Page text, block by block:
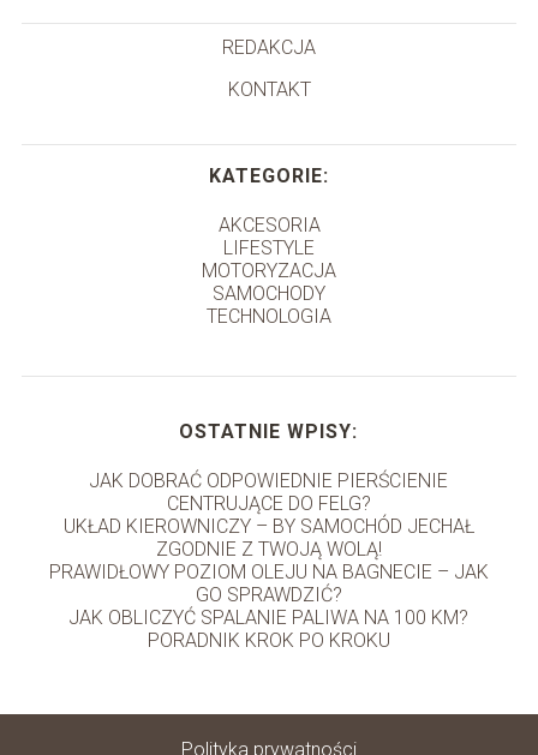
REDAKCJA
KONTAKT
KATEGORIE:
AKCESORIA
LIFESTYLE
MOTORYZACJA
SAMOCHODY
TECHNOLOGIA
OSTATNIE WPISY:
JAK DOBRAĆ ODPOWIEDNIE PIERŚCIENIE
CENTRUJĄCE DO FELG?
UKŁAD KIEROWNICZY – BY SAMOCHÓD JECHAŁ
ZGODNIE Z TWOJĄ WOLĄ!
PRAWIDŁOWY POZIOM OLEJU NA BAGNECIE – JAK
GO SPRAWDZIĆ?
JAK OBLICZYĆ SPALANIE PALIWA NA 100 KM?
PORADNIK KROK PO KROKU
Polityka prywatności